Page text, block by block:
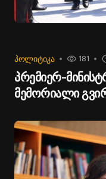
ᲞᲝᲚᲘᲢᲘᲙᲐ 181
პრემიერ-
მემორიალი